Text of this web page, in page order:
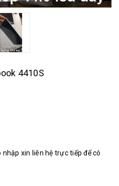
4410S
xin liên hệ trực tiếp để có